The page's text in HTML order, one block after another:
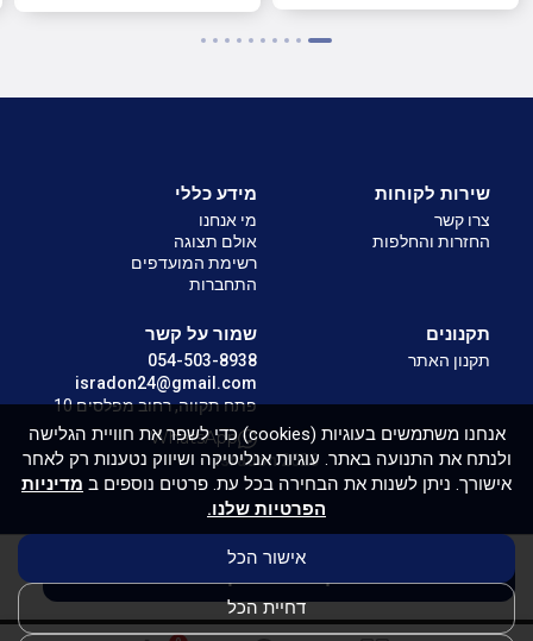
שירות לקוחות
צרו קשר
החזרות והחלפות
מידע כללי
מי אנחנו
אולם תצוגה
רשימת המועדפים
התחברות
תקנונים
תקנון האתר
שמור על קשר
054-503-8938
isradon24@gmail.com
פתח תקווה, רחוב מפלסים 10
WhatsApp
Isradon 2026
אנחנו משתמשים בעוגיות (cookies) כדי לשפר את חוויית הגלישה
ולנתח את התנועה באתר. עוגיות אנליטיקה ושיווק נטענות רק לאחר
אישורך. ניתן לשנות את הבחירה בכל עת. פרטים נוספים ב מדיניות
הפרטיות שלנו.
אישור הכל
דחיית הכל